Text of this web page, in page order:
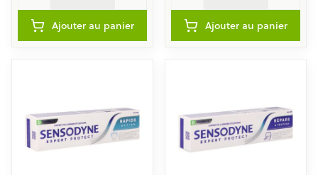
Ajouter au panier Ajouter au panier